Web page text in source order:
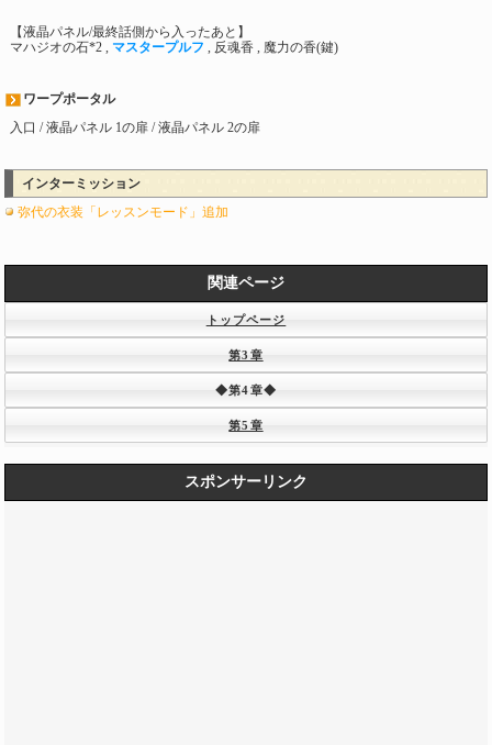
【液晶パネル/最終話側から入ったあと】
マハジオの石*2 , マスタープルフ , 反魂香 , 魔力の香(鍵)
ワープポータル
入口 / 液晶パネル 1の扉 / 液晶パネル 2の扉
インターミッション
弥代の衣装「レッスンモード」追加
関連ページ
トップページ
第3章
◆第4章◆
第5章
スポンサーリンク